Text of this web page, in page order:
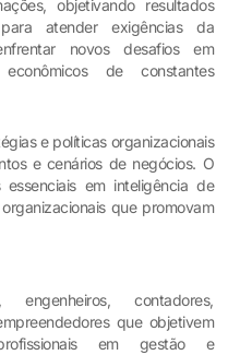
objetivando resultados
atender exigências da
novos desafios em
de constantes
e políticas organizacionais
e cenários de negócios. O
em inteligência de
que promovam
engenheiros, contadores,
que objetivem
em gestão e